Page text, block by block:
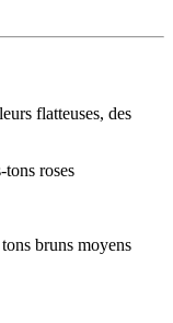
flatteuses, des
roses
bruns moyens